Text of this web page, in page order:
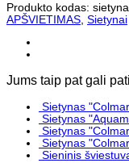
apvalus
didelis
Produkto kodas:
APŠVIETIMAS Sietynai
Jums taip pat gali
Sietynas
Sietynas
Sietynas
Sietynas
Sieninis